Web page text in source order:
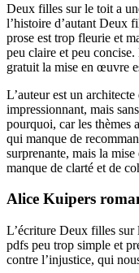
Deux filles sur le toit a
l’histoire d’autant Deux
prose est trop fleurie et
peu claire et peu
gratuit la mise en œuvre
L’auteur est un
impressionnant, mais
pourquoi, car les thèmes
qui manque de
surprenante, mais la
manque de clarté et de
Alice Kuipers
L’écriture Deux filles sur
pdfs peu trop simple et
contre l’injustice, qui